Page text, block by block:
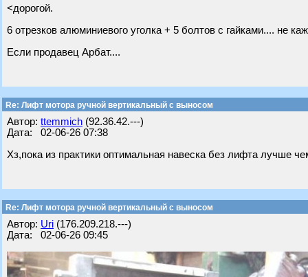
<дорогой.
6 отрезков алюминиевого уголка + 5 болтов с гайками.... не
Если продавец Арбат....
Re: Лифт мотора ручной вертикальный с выносом
Автор: ttemmich (92.36.42.---)
Дата: 02-06-26 07:38
Хз,пока из практики оптимальная навеска без лифта лучше
Re: Лифт мотора ручной вертикальный с выносом
Автор: Uri (176.209.218.---)
Дата: 02-06-26 09:45